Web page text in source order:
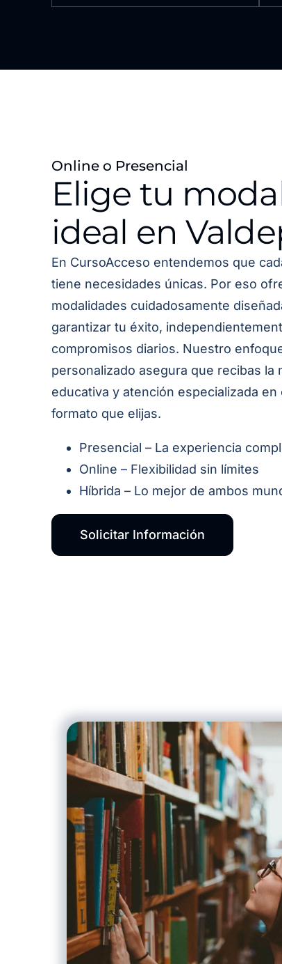
Online o Presencial
Elige tu
ideal en
En CursoAcceso entendemos que
tiene necesidades únicas. Por eso
modalidades cuidadosamente
garantizar tu éxito,
compromisos diarios. Nuestro
personalizado asegura que recibas la
educativa y atención especializada en
formato que elijas.
Presencial – La experiencia
Online – Flexibilidad sin límites
Híbrida – Lo mejor de ambos
Solicitar Información